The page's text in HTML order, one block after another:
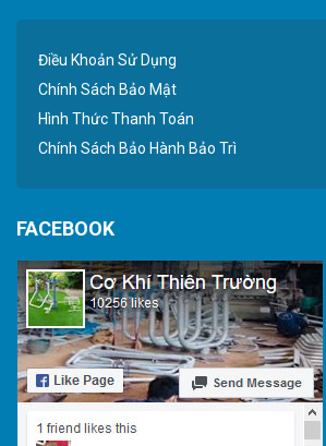
Điều Khoản Sử Dụng
Chính Sách Bảo Mật
Hình Thức Thanh Toán
Chính Sách Bảo Hành Bảo Trì
FACEBOOK